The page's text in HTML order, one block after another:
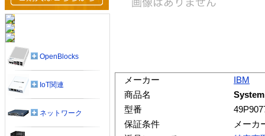
メーカー
IBM
商品名
型番
保証条件
メーカ
OpenBlocks
IoT関連
ネットワーク